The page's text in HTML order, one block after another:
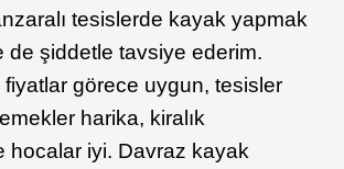
tesislerde kayak yapmak
de şiddetle tavsiye ederim.
fiyatlar görece uygun, tesisler
harika, kiralık
hocalar iyi. Davraz kayak